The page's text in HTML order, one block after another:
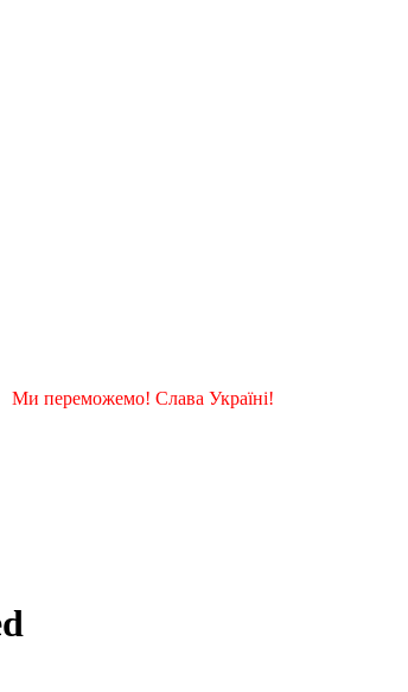
Ми переможемо! Слава Україні!